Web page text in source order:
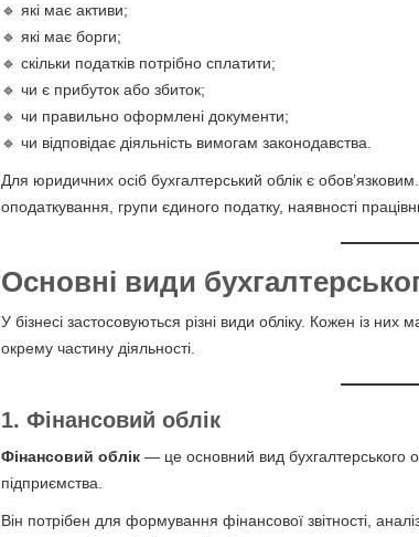
🔹 які має активи;
🔹 які має борги;
🔹 скільки податків потрібно сплатити;
🔹 чи є прибуток або збиток;
🔹 чи правильно оформлені документи;
🔹 чи відповідає діяльність вимогам законодавства.
Для юридичних осіб бухгалтерський облік є
оподаткування, групи єдиного податку, наявності
Основні види
У бізнесі застосовуються різні види обліку. Кожен із
окрему частину діяльності.
1. Фінансовий облік
Фінансовий облік — це основний вид бухгалтерського
підприємства.
Він потрібен для формування фінансової звітності,